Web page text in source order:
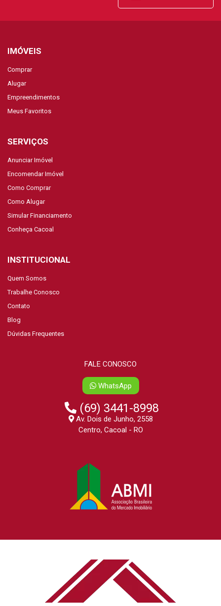
IMÓVEIS
Comprar
Alugar
Empreendimentos
Meus Favoritos
SERVIÇOS
Anunciar Imóvel
Encomendar Imóvel
Como Comprar
Como Alugar
Simular Financiamento
Conheça Cacoal
INSTITUCIONAL
Quem Somos
Trabalhe Conosco
Contato
Blog
Dúvidas Frequentes
FALE CONOSCO
WhatsApp
(69) 3441-8998
Av. Dois de Junho, 2558
Centro, Cacoal - RO